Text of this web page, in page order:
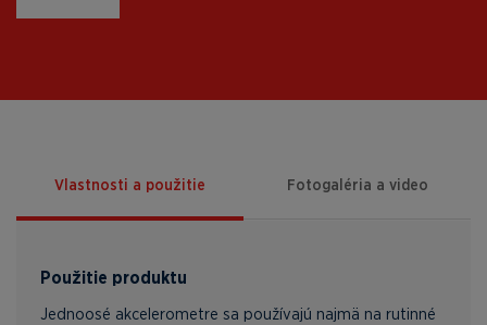
Vlastnosti a použitie Fotogaléria a video
Použitie produktu
Jednoosé akcelerometre sa používajú najmä na rutinné